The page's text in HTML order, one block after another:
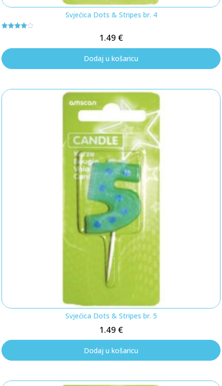
Svjećica Dots & Stripes br. 4
1.49 €
Dodaj u košaricu
Svjećica Dots & Stripes br. 5
1.49 €
Dodaj u košaricu